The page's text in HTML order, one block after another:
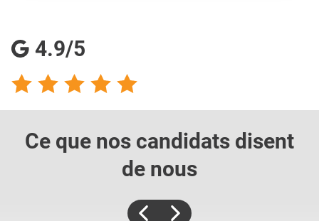
4.9/5
Ce que nos candidats disent
de nous